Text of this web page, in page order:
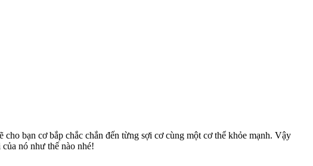
bạn cơ bắp chắc chắn đến từng sợi cơ cùng một cơ thể khỏe mạnh. Vậy
nó như thế nào nhé!